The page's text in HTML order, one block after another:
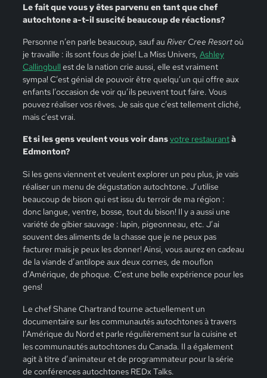
Le fait que vous y êtes parvenu en tant que chef
autochtone a-t-il suscité beaucoup de réactions?
Personne n’en parle beaucoup, sauf au River Cree Resortoù
je travaille : ils sont fous de joie! La Miss Univers, Ashley
Callingbull est de la nation crie aussi, elle est vraiment
sympa! C’est génial de pouvoir être quelqu’un qui offre aux
enfants l’occasion de voir qu’ils peuvent tout faire. Vous
pouvez réaliser vos rêves. Je sais que c’est tellement cliché,
mais c’est vrai.
Et si les gens veulent vous voir dansvotre restaurantà
Edmonton?
Si les gens viennent et veulent explorer un peu plus, je vais
réaliser un menu de dégustation autochtone. J’utilise
beaucoup de bison qui est issu du terroir de ma région :
donc langue, ventre, bosse, tout du bison! Il y a aussi une
variété de gibier sauvage : lapin, pigeonneau, etc. J’ai
souvent des aliments de la chasse que je ne peux pas
facturer mais je peux les donner! Ainsi, vous aurez en cadeau
de la viande d’antilope aux deux cornes, de mouflon
d’Amérique, de phoque. C’est une belle expérience pour les
gens!
Le chef Shane Chartrand tourne actuellement un
documentaire sur les communautés autochtones à travers
l’Amérique du Nord et parle régulièrement sur la cuisine et
les communautés autochtones du Canada. Il a également
agit à titre d’animateur et de programmateur pour la série
de conférences autochtones REDx Talks.